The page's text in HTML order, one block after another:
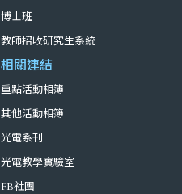
博士班
教師招收研究生系統
相關連結
重點活動相簿
其他活動相簿
光電系刊
光電教學實驗室
FB社團